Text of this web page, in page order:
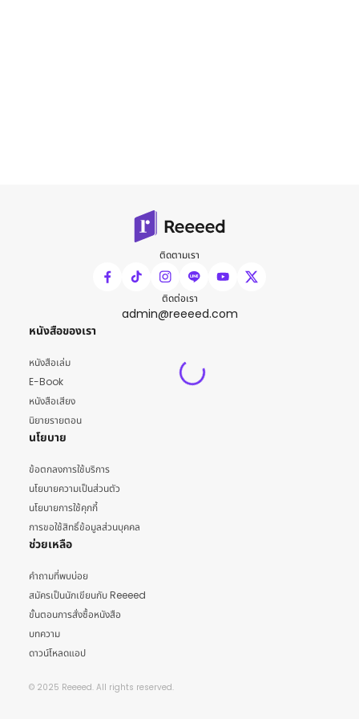
ติดตามเรา
ติดต่อเรา
admin@reeeed.com
หนังสือของเรา
หนังสือเล่ม
E-Book
หนังสือเสียง
นิยายรายตอน
นโยบาย
ข้อตกลงการใช้บริการ
นโยบายความเป็นส่วนตัว
นโยบายการใช้คุกกี้
การขอใช้สิทธิ์ข้อมูลส่วนบุคคล
ช่วยเหลือ
คำถามที่พบบ่อย
สมัครเป็นนักเขียนกับ Reeeed
ขั้นตอนการสั่งซื้อหนังสือ
บทความ
ดาวน์โหลดแอป
© 2025 Reeeed. All rights reserved.